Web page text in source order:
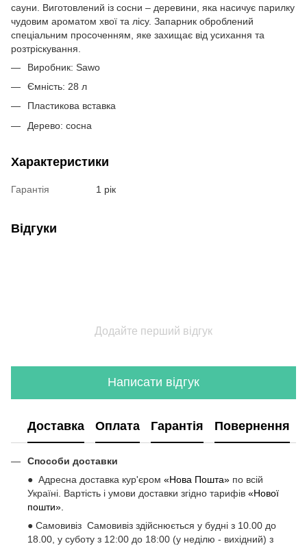
сауни. Виготовлений із сосни – деревини, яка насичує парилку
чудовим ароматом хвої та лісу. Запарник оброблений
спеціальним просоченням, яке захищає від усихання та
розтріскування.
Виробник: Sawo
Ємність: 28 л
Пластикова вставка
Дерево: сосна
Характеристики
Гарантія 1 рік
Відгуки
Додайте перший відгук
Написати відгук
Доставка Оплата Гарантія Повернення
Способи доставки
● Адресна доставка кур'єром «Нова Пошта» по всій
Україні. Вартість і умови доставки згідно тарифів «Нової
пошти».
● Самовивіз Самовивіз здійснюється у будні з 10.00 до
18.00, у суботу з 12:00 до 18:00 (у неділю - вихідний) з